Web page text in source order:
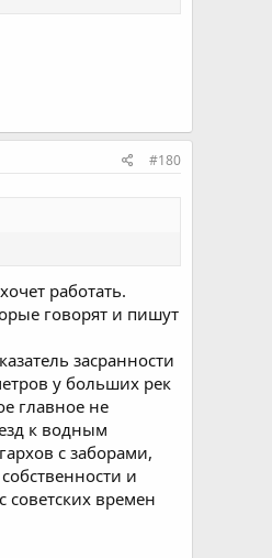
#180
работать.
говорят и пишут
засранности
у больших рек
главное не
к водным
с заборами,
и
советских времен